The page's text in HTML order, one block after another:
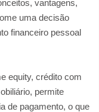
vantagens,
uma decisão
financeiro pessoal
equity, crédito com
permite
de pagamento, o que